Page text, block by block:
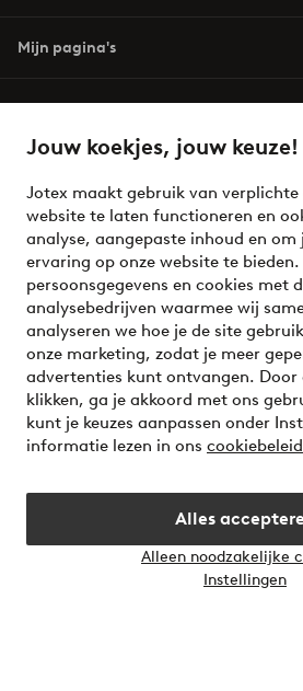
Jouw koekjes, jouw keuze!
Jotex maakt gebruik van verplichte
website te laten functioneren en
analyse, aangepaste inhoud en om
ervaring op onze website te bieden.
persoonsgegevens en cookies met
analysebedrijven waarmee wij
analyseren we hoe je de site
onze marketing, zodat je meer
advertenties kunt ontvangen. Door
klikken, ga je akkoord met ons
kunt je keuzes aanpassen onder
informatie lezen in ons cookiebeleid
Alles
Alleen noodzakelijke
Instellingen
Mijn pagina's
Over Jotex
Voorwaarden
Meet our friend
Welcome to Ellos, the Nordic
beauty! Get a clean, modern
your wardrobe. Your next
Visit Ellos
Veilig betalen - Nu betalen
Wil je meer weten over onze